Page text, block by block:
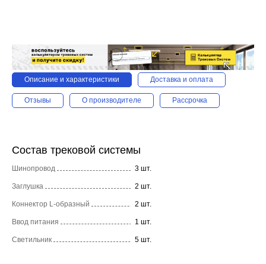
Описание и характеристики Доставка и оплата
Отзывы О производителе Рассрочка
Состав трековой системы
Шинопровод 3 шт.
Заглушка 2 шт.
Коннектор L-образный 2 шт.
Ввод питания 1 шт.
Светильник 5 шт.